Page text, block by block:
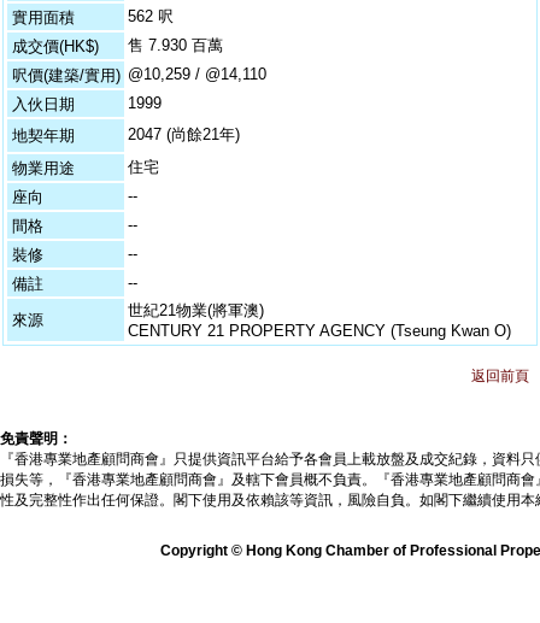
實用面積
562 呎
成交價(HK$)
售 7.930 百萬
呎價(建築/實用) @10,259 / @14,110
入伙日期
1999
地契年期
2047 (尚餘21年)
物業用途
住宅
座向
--
間格
--
裝修
--
備註
--
來源
世紀21物業(將軍澳)
CENTURY 21 PROPERTY AGENCY (Tseung Kwan O)
返回前頁
免責聲明：
『香港專業地產顧問商會』只提供資訊平台給予各會員上載放盤及成交紀錄，資料
損失等，『香港專業地產顧問商會』及轄下會員概不負責。『香港專業地產顧問商
性及完整性作出任何保證。閣下使用及依賴該等資訊，風險自負。如閣下繼續使用
Copyright © Hong Kong Chamber of Professional